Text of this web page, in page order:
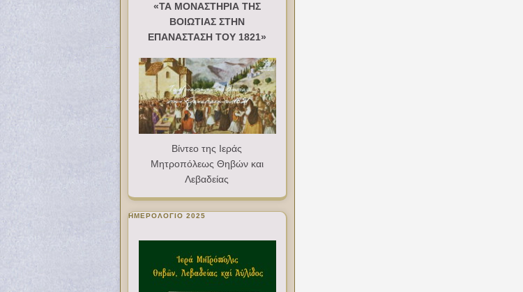
«ΤΑ ΜΟΝΑΣΤΗΡΙΑ ΤΗΣ
ΒΟΙΩΤΙΑΣ ΣΤΗΝ
ΕΠΑΝΑΣΤΑΣΗ ΤΟΥ 1821»
Βίντεο της Ιεράς
Μητροπόλεως Θηβών και
Λεβαδείας
ΗΜΕΡΟΛΟΓΙΟ 2025